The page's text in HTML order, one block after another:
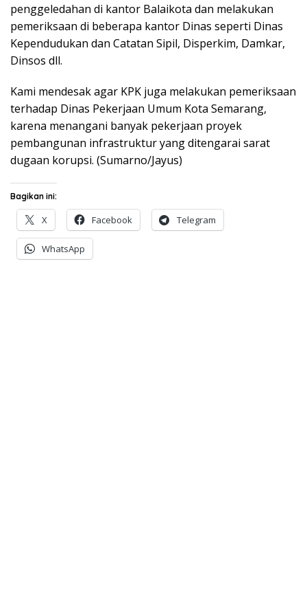
penggeledahan di kantor Balaikota dan melakukan
pemeriksaan di beberapa kantor Dinas seperti Dinas
Kependudukan dan Catatan Sipil, Disperkim, Damkar,
Dinsos dll.
Kami mendesak agar KPK juga melakukan pemeriksaan
terhadap Dinas Pekerjaan Umum Kota Semarang,
karena menangani banyak pekerjaan proyek
pembangunan infrastruktur yang ditengarai sarat
dugaan korupsi. (Sumarno/Jayus)
Bagikan ini:
X Facebook Telegram
WhatsApp